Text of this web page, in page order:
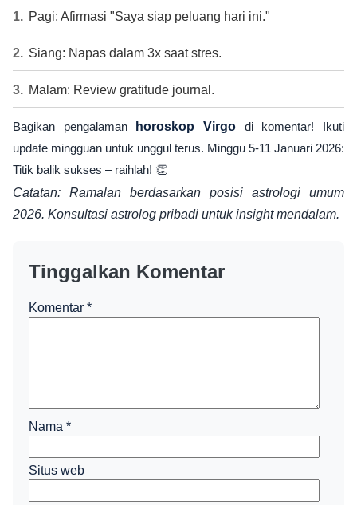
Pagi: Afirmasi "Saya siap peluang hari ini."
Siang: Napas dalam 3x saat stres.
Malam: Review gratitude journal.
Bagikan pengalaman horoskop Virgo di komentar! Ikuti
update mingguan untuk unggul terus. Minggu 5-11 Januari 2026:
Titik balik sukses – raihlah! 👏
Catatan: Ramalan berdasarkan posisi astrologi umum
2026. Konsultasi astrolog pribadi untuk insight mendalam.
Tinggalkan Komentar
Komentar *
Nama *
Situs web